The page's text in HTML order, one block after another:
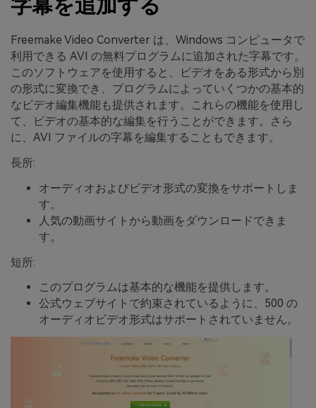
字幕を追加する
Freemake Video Converter は、Windows コンピュータで
利用できる AVI の無料プログラムに追加された字幕です。
このソフトウェアを使用すると、ビデオをある形式から別
の形式に変換でき、プログラムによっていくつかの基本的
なビデオ編集機能も提供されます。これらの機能を使用し
て、ビデオの基本的な編集を行うことができます。さら
に、AVI ファイルの字幕を編集することもできます。
長所:
オーディオおよびビデオ形式の変換をサポートしま
す。
人気の動画サイトから動画をダウンロードできま
す。
短所:
このプログラムは基本的な機能を提供します。
公式ウェブサイトで約束されているように、500 の
オーディオビデオ形式はサポートされていません。